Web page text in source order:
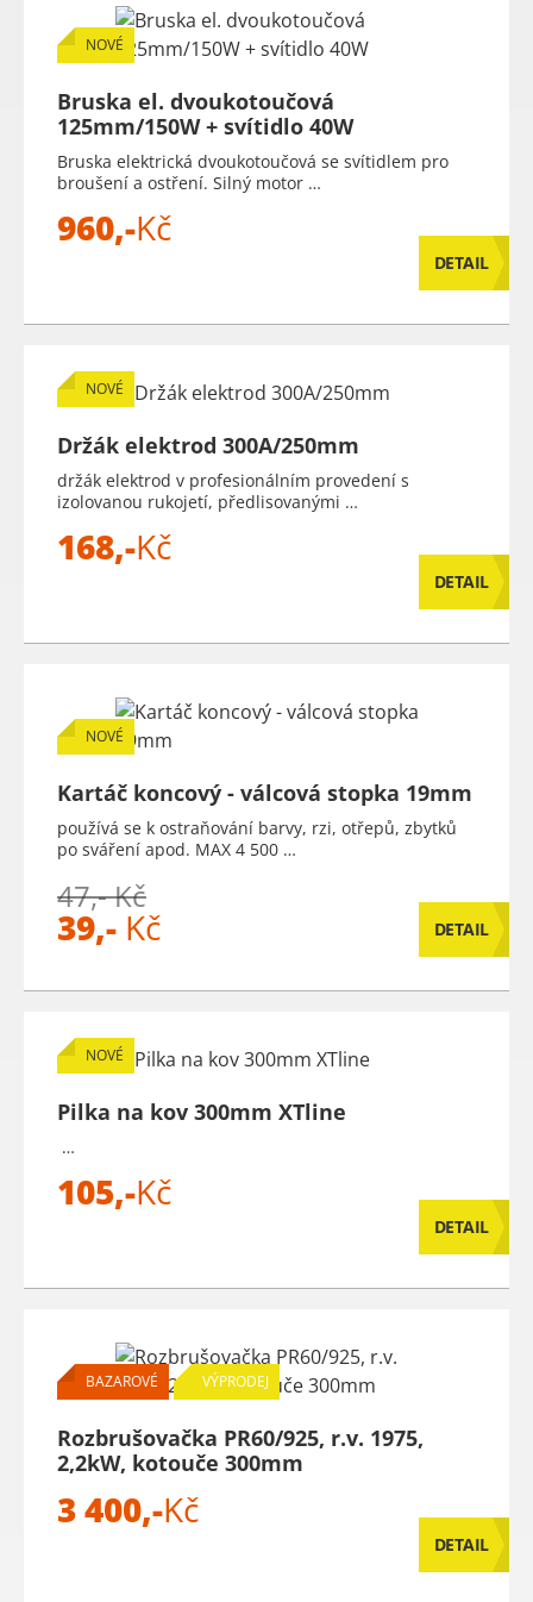
NOVÉ
Bruska el. dvoukotoučová
125mm/150W + svítidlo 40W
Bruska elektrická dvoukotoučová se svítidlem pro
broušení a ostření. Silný motor …
960,-Kč
DETAIL
NOVÉ
Držák elektrod 300A/250mm
držák elektrod v profesionálním provedení s
izolovanou rukojetí, předlisovanými …
168,-Kč
DETAIL
NOVÉ
Kartáč koncový - válcová stopka 19mm
používá se k ostraňování barvy, rzi, otřepů, zbytků
po sváření apod. MAX 4 500 …
47,- Kč
39,- Kč DETAIL
NOVÉ
Pilka na kov 300mm XTline
…
105,-Kč
DETAIL
BAZAROVÉ VÝPRODEJ
Rozbrušovačka PR60/925, r.v. 1975,
2,2kW, kotouče 300mm
3 400,-Kč
DETAIL